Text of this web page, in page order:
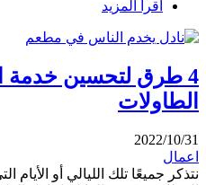
اقرأ المزيد
4 طرق لتحسين خدمة
الطاولات
2022/10/31
اعمال
نتذكر جميعًا تلك الليالي أو الأيام